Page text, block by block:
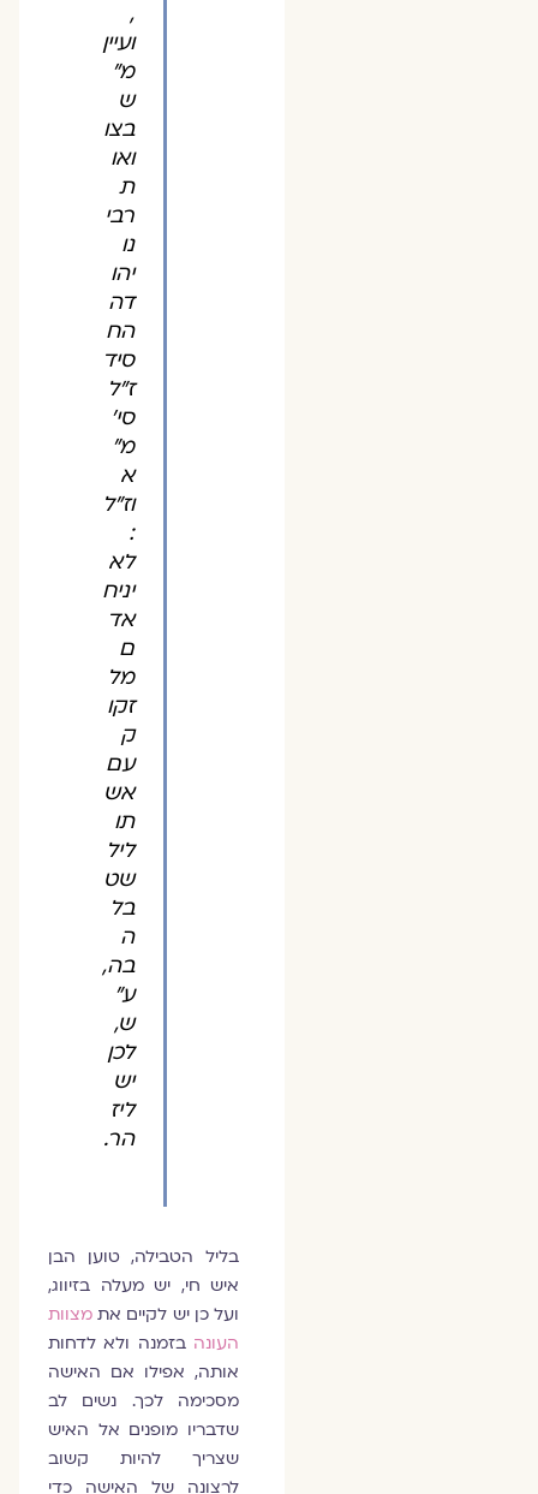
ועיין
מ"
ש
בצו
ואו
ת
רבי
נו
יהו
דה
הח
סיד
ז"ל
סי'
מ"
א
וז"ל
לא
יניח
אד
ם
מל
זקו
ק
עם
אש
תו
ליל
שט
בל
ה
בה,
ע"
ש,
לכן
יש
ליז
הר.
בליל הטבילה, טוען הבן
איש חי, יש מעלה בזיווג,
ועל כן יש לקיים אתמצוות
העונהבזמנה ולא לדחות
אותה, אפילו אם האישה
מסכימה לכך. נשים לב
שדבריו מופנים אל האיש
שצריך להיות קשוב
לרצונה של האישה
כדי